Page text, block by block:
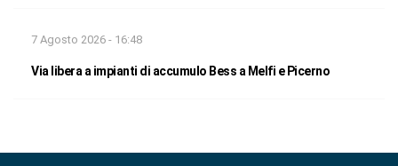
7 Agosto 2026 - 16:48
Via libera a impianti di accumulo Bess a Melfi e Picerno